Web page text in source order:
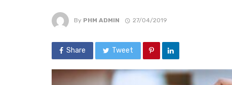
By PHM ADMIN 27/04/2019
Share Tweet